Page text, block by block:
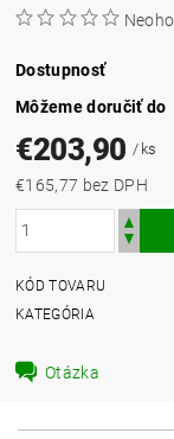
Dostupnosť
Môžeme doručiť do
€203,90/ ks
€165,77 bez DPH
KÓD TOVARU
KATEGÓRIA
Otázka